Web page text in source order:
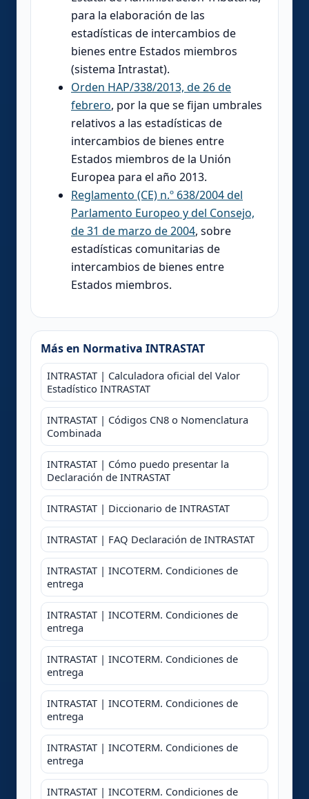
para la elaboración de las
estadísticas de intercambios de
bienes entre Estados miembros
(sistema Intrastat).
Orden HAP/338/2013, de 26 de
febrero, por la que se fijan umbrales
relativos a las estadísticas de
intercambios de bienes entre
Estados miembros de la Unión
Europea para el año 2013.
Reglamento (CE) n.º 638/2004 del
Parlamento Europeo y del Consejo,
de 31 de marzo de 2004, sobre
estadísticas comunitarias de
intercambios de bienes entre
Estados miembros.
Más en Normativa INTRASTAT
INTRASTAT | Calculadora oficial del Valor
Estadístico INTRASTAT
INTRASTAT | Códigos CN8 o Nomenclatura
Combinada
INTRASTAT | Cómo puedo presentar la
Declaración de INTRASTAT
INTRASTAT | Diccionario de INTRASTAT
INTRASTAT | FAQ Declaración de INTRASTAT
INTRASTAT | INCOTERM. Condiciones de
entrega
INTRASTAT | INCOTERM. Condiciones de
entrega
INTRASTAT | INCOTERM. Condiciones de
entrega
INTRASTAT | INCOTERM. Condiciones de
entrega
INTRASTAT | INCOTERM. Condiciones de
entrega
INTRASTAT | INCOTERM. Condiciones de